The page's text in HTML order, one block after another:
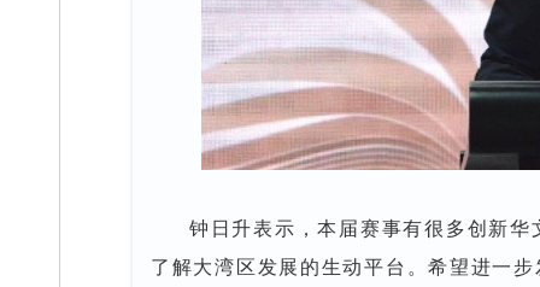
钟日升表示，本届赛事有很多创新
了解大湾区发展的生动平台。希望进一